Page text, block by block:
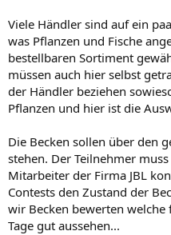
Viele Händler sind auf ein
was Pflanzen und Fische
bestellbaren Sortiment
müssen auch hier selbst
der Händler beziehen
Pflanzen und hier ist die
Die Becken sollen über den
stehen. Der Teilnehmer
Mitarbeiter der Firma JBL
Contests den Zustand der
wir Becken bewerten
Tage gut aussehen...